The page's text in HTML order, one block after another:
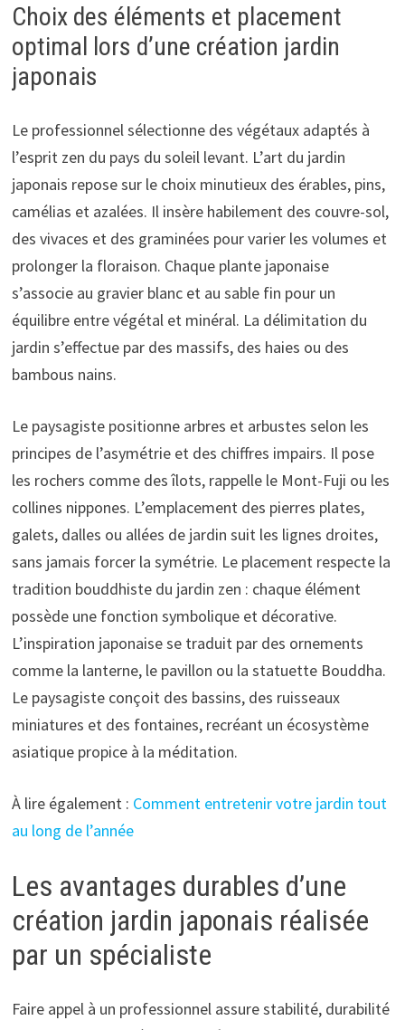
Choix des éléments et placement
optimal lors d’une création jardin
japonais
Le professionnel sélectionne des végétaux adaptés à
l’esprit zen du pays du soleil levant. L’art du jardin
japonais repose sur le choix minutieux des érables, pins,
camélias et azalées. Il insère habilement des couvre-sol,
des vivaces et des graminées pour varier les volumes et
prolonger la floraison. Chaque plante japonaise
s’associe au gravier blanc et au sable fin pour un
équilibre entre végétal et minéral. La délimitation du
jardin s’effectue par des massifs, des haies ou des
bambous nains.
Le paysagiste positionne arbres et arbustes selon les
principes de l’asymétrie et des chiffres impairs. Il pose
les rochers comme des îlots, rappelle le Mont-Fuji ou les
collines nippones. L’emplacement des pierres plates,
galets, dalles ou allées de jardin suit les lignes droites,
sans jamais forcer la symétrie. Le placement respecte la
tradition bouddhiste du jardin zen : chaque élément
possède une fonction symbolique et décorative.
L’inspiration japonaise se traduit par des ornements
comme la lanterne, le pavillon ou la statuette Bouddha.
Le paysagiste conçoit des bassins, des ruisseaux
miniatures et des fontaines, recréant un écosystème
asiatique propice à la méditation.
À lire également : Comment entretenir votre jardin tout
au long de l’année
Les avantages durables d’une
création jardin japonais réalisée
par un spécialiste
Faire appel à un professionnel assure stabilité, durabilité